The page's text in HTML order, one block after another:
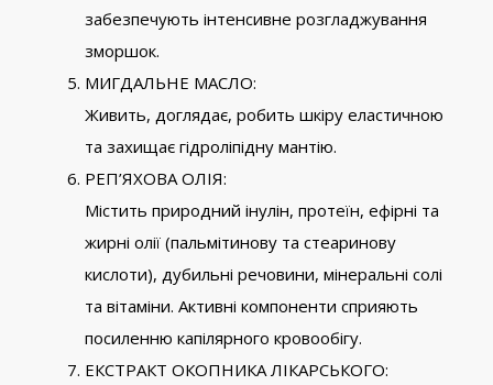
забезпечують інтенсивне розгладжування
зморшок.
МИГДАЛЬНЕ МАСЛО:
Живить, доглядає, робить шкіру еластичною
та захищає гідроліпідну мантію.
РЕП’ЯХОВА ОЛІЯ:
Містить природний інулін, протеїн, ефірні та
жирні олії (пальмітинову та стеаринову
кислоти), дубильні речовини, мінеральні солі
та вітаміни. Активні компоненти сприяють
посиленню капілярного кровообігу.
ЕКСТРАКТ ОКОПНИКА ЛІКАРСЬКОГО: